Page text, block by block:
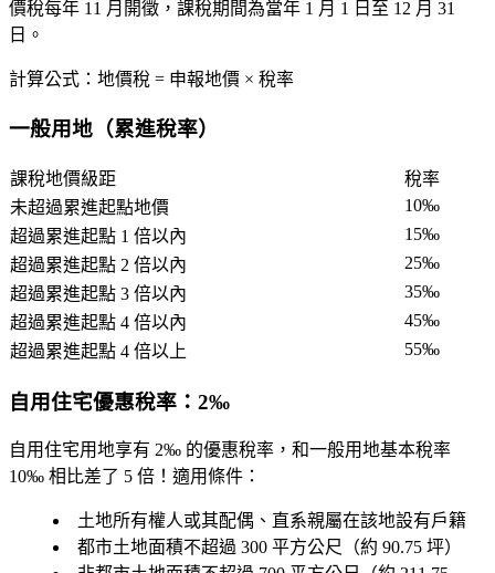
價稅每年 11 月開徵 ，課稅期間為當年 1 月 1 日至 12 月 31
日。
計算公式： 地價稅 = 申報地價 × 稅率
一般用地（累進稅率）
課稅地價級距
稅率
未超過累進起點地價
10‰
超過累進起點 1 倍以內
15‰
超過累進起點 2 倍以內
25‰
超過累進起點 3 倍以內
35‰
超過累進起點 4 倍以內
45‰
超過累進起點 4 倍以上
55‰
自用住宅優惠稅率：2‰
自用住宅用地享有 2‰ 的優惠稅率，和一般用地基本稅率
10‰ 相比差了 5 倍 ！適用條件：
土地所有權人或其配偶、直系親屬在該地設有戶籍
都市土地面積不超過 300 平方公尺（約 90.75 坪）